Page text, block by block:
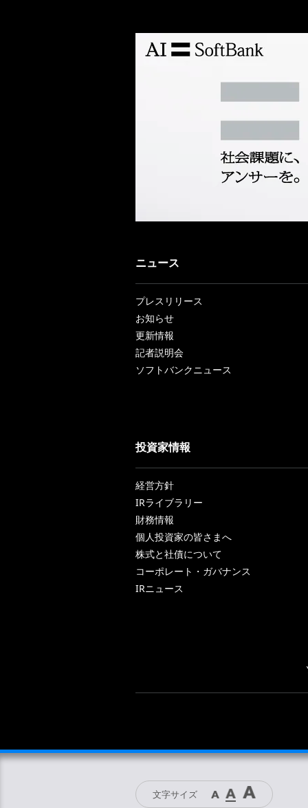
ニュース
プレスリリース
お知らせ
更新情報
記者説明会
ソフトバンクニュース
投資家情報
経営方針
IRライブラリー
財務情報
個人投資家の皆さまへ
株式と社債について
コーポレート・ガバナンス
IRニュース
文字サイズ